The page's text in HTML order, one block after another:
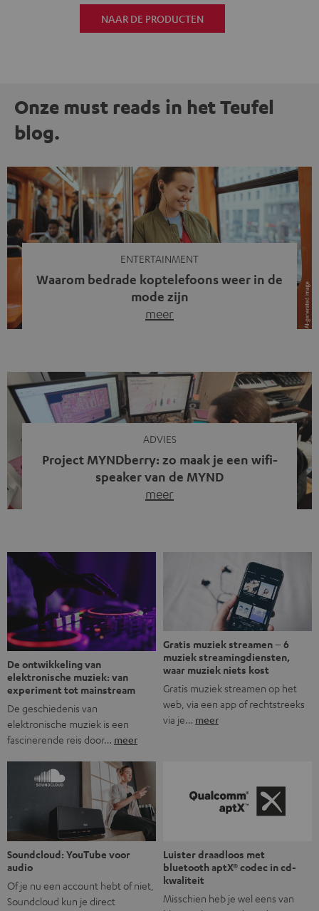
NAAR DE PRODUCTEN
Onze must reads in het Teufel
blog.
ENTERTAINMENT
Waarom bedrade koptelefoons weer in de
mode zijn
meer
tegenwoordig iets opvallends. Op straat, in de trein en
zelfs tijdens videogesprekken dragen steeds meer
mensen weer oordopjes met een kabel. De angst voor
kabels is niet verdwenen. Maar wat op het eerste […]
ADVIES
Project MYNDberry: zo maak je een wifi-
speaker van de MYND
meer
verder ontwikkelt. In vele uren na werktijd heeft het
team samen gewerkt om de MYND uit te breiden met de
mogelijkheid om via wifi te streamen. […]
De ontwikkeling van
elektronische muziek: van
experiment tot mainstream
De geschiedenis van
elektronische muziek is een
fascinerende reis door… meer
Gratis muziek streamen – 6
muziek streamingdiensten,
waar muziek niets kost
Gratis muziek streamen op het
web, via een app of rechtstreeks
via je… meer
Soundcloud: YouTube voor
audio
Of je nu een account hebt of niet,
Soundcloud kun je direct
Luister draadloos met
bluetooth aptX® codec in cd-
kwaliteit
Misschien heb je wel eens van